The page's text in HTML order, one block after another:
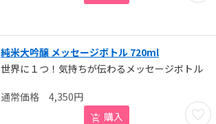
純米大吟醸 メッセージボトル 720ml
世界に１つ！気持ちが伝わるメッセージボトル
お気
4,350円
購入